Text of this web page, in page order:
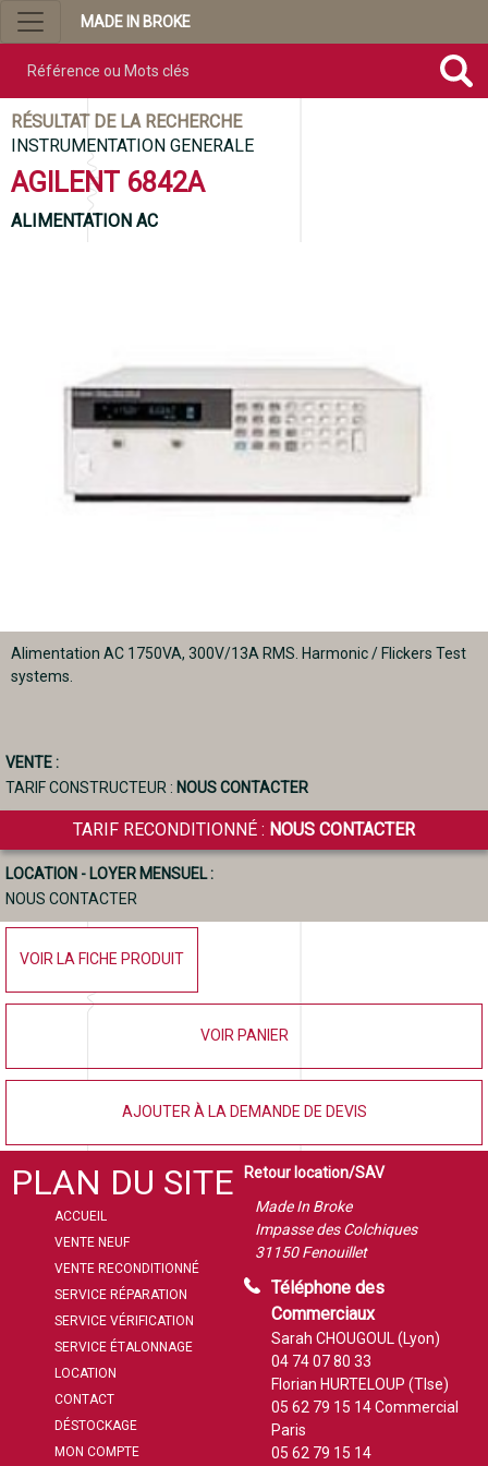
MADE IN BROKE
RÉSULTAT DE LA RECHERCHE
INSTRUMENTATION GENERALE
AGILENT 6842A
ALIMENTATION AC
Alimentation AC 1750VA, 300V/13A RMS. Harmonic / Flickers Test
systems.
VENTE :
TARIF CONSTRUCTEUR : NOUS CONTACTER
TARIF RECONDITIONNÉ : NOUS CONTACTER
LOCATION - LOYER MENSUEL :
NOUS CONTACTER
VOIR LA FICHE PRODUIT
VOIR PANIER
AJOUTER À LA DEMANDE DE DEVIS
PLAN DU SITE
ACCUEIL
VENTE NEUF
VENTE RECONDITIONNÉ
SERVICE RÉPARATION
SERVICE VÉRIFICATION
SERVICE ÉTALONNAGE
LOCATION
CONTACT
DÉSTOCKAGE
MON COMPTE
Retour location/SAV
Made In Broke
Impasse des Colchiques
31150 Fenouillet
Téléphone des
Commerciaux
Sarah CHOUGOUL (Lyon)
04 74 07 80 33
Florian HURTELOUP (Tlse)
05 62 79 15 14Commercial
Paris
05 62 79 15 14